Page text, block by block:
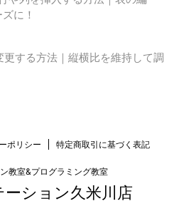
に！
更する方法｜縦横比を維持して調
ポリシー 特定商取引に基づく表記
教室&プログラミング教室
ション久米川店